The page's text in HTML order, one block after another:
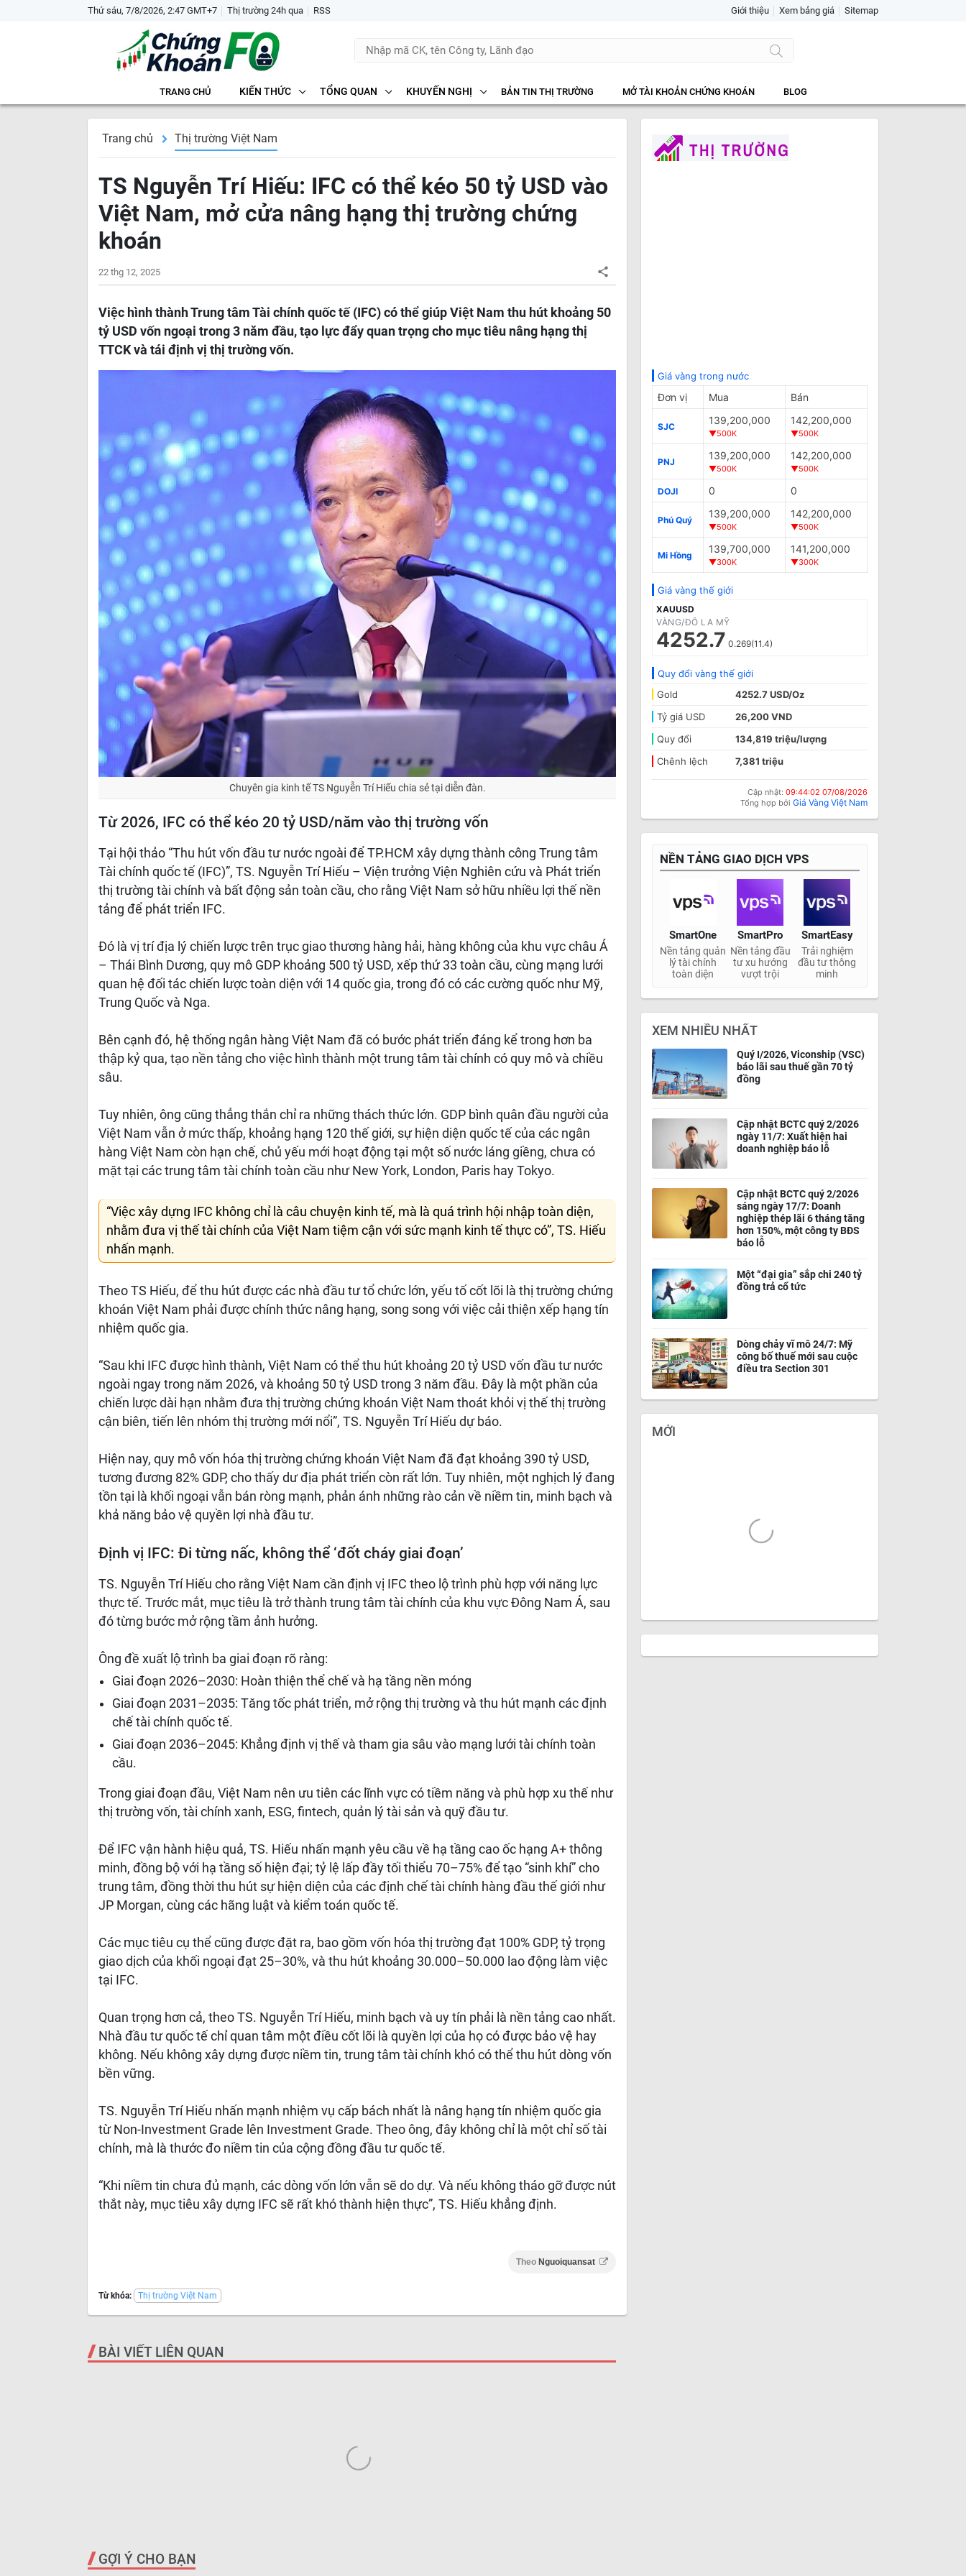
Thứ sáu, 7/8/2026, 2:47 GMT+7 Thị trường 24h qua RSS Giới thiệu Xem bảng giá Sitemap
TRANG CHỦ KIẾN THỨC TỔNG QUAN KHUYẾN NGHỊ BẢN TIN THỊ TRƯỜNG MỞ TÀI KHOẢN CHỨNG KHOÁN BLOG
Trang chủ Thị trường Việt Nam
TS Nguyễn Trí Hiếu: IFC có thể kéo 50 tỷ USD vào
Việt Nam, mở cửa nâng hạng thị trường chứng
khoán
22 thg 12, 2025
Việc hình thành Trung tâm Tài chính quốc tế (IFC) có thể giúp Việt Nam thu hút khoảng 50
tỷ USD vốn ngoại trong 3 năm đầu, tạo lực đẩy quan trọng cho mục tiêu nâng hạng thị
TTCK và tái định vị thị trường vốn.
Chuyên gia kinh tế TS Nguyễn Trí Hiếu chia sẻ tại diễn đàn.
Từ 2026, IFC có thể kéo 20 tỷ USD/năm vào thị trường vốn
Tại hội thảo “Thu hút vốn đầu tư nước ngoài để TP.HCM xây dựng thành công Trung tâm
Tài chính quốc tế (IFC)”, TS. Nguyễn Trí Hiếu – Viện trưởng Viện Nghiên cứu và Phát triển
thị trường tài chính và bất động sản toàn cầu, cho rằng Việt Nam sở hữu nhiều lợi thế nền
tảng để phát triển IFC.
Đó là vị trí địa lý chiến lược trên trục giao thương hàng hải, hàng không của khu vực châu Á
– Thái Bình Dương, quy mô GDP khoảng 500 tỷ USD, xếp thứ 33 toàn cầu, cùng mạng lưới
quan hệ đối tác chiến lược toàn diện với 14 quốc gia, trong đó có các cường quốc như Mỹ,
Trung Quốc và Nga.
Bên cạnh đó, hệ thống ngân hàng Việt Nam đã có bước phát triển đáng kể trong hơn ba
thập kỷ qua, tạo nền tảng cho việc hình thành một trung tâm tài chính có quy mô và chiều
sâu.
Tuy nhiên, ông cũng thẳng thắn chỉ ra những thách thức lớn. GDP bình quân đầu người của
Việt Nam vẫn ở mức thấp, khoảng hạng 120 thế giới, sự hiện diện quốc tế của các ngân
hàng Việt Nam còn hạn chế, chủ yếu mới hoạt động tại một số nước láng giềng, chưa có
mặt tại các trung tâm tài chính toàn cầu như New York, London, Paris hay Tokyo.
“Việc xây dựng IFC không chỉ là câu chuyện kinh tế, mà là quá trình hội nhập toàn diện,
nhằm đưa vị thế tài chính của Việt Nam tiệm cận với sức mạnh kinh tế thực có”, TS. Hiếu
nhấn mạnh.
Theo TS Hiếu, để thu hút được các nhà đầu tư tổ chức lớn, yếu tố cốt lõi là thị trường chứng
khoán Việt Nam phải được chính thức nâng hạng, song song với việc cải thiện xếp hạng tín
nhiệm quốc gia.
“Sau khi IFC được hình thành, Việt Nam có thể thu hút khoảng 20 tỷ USD vốn đầu tư nước
ngoài ngay trong năm 2026, và khoảng 50 tỷ USD trong 3 năm đầu. Đây là một phần của
chiến lược dài hạn nhằm đưa thị trường chứng khoán Việt Nam thoát khỏi vị thế thị trường
cận biên, tiến lên nhóm thị trường mới nổi”, TS. Nguyễn Trí Hiếu dự báo.
Hiện nay, quy mô vốn hóa thị trường chứng khoán Việt Nam đã đạt khoảng 390 tỷ USD,
tương đương 82% GDP, cho thấy dư địa phát triển còn rất lớn. Tuy nhiên, một nghịch lý đang
tồn tại là khối ngoại vẫn bán ròng mạnh, phản ánh những rào cản về niềm tin, minh bạch và
khả năng bảo vệ quyền lợi nhà đầu tư.
Định vị IFC: Đi từng nấc, không thể ‘đốt cháy giai đoạn’
TS. Nguyễn Trí Hiếu cho rằng Việt Nam cần định vị IFC theo lộ trình phù hợp với năng lực
thực tế. Trước mắt, mục tiêu là trở thành trung tâm tài chính của khu vực Đông Nam Á, sau
đó từng bước mở rộng tầm ảnh hưởng.
Ông đề xuất lộ trình ba giai đoạn rõ ràng:
Giai đoạn 2026–2030: Hoàn thiện thể chế và hạ tầng nền móng
Giai đoạn 2031–2035: Tăng tốc phát triển, mở rộng thị trường và thu hút mạnh các định
chế tài chính quốc tế.
Giai đoạn 2036–2045: Khẳng định vị thế và tham gia sâu vào mạng lưới tài chính toàn
cầu.
Trong giai đoạn đầu, Việt Nam nên ưu tiên các lĩnh vực có tiềm năng và phù hợp xu thế như
thị trường vốn, tài chính xanh, ESG, fintech, quản lý tài sản và quỹ đầu tư.
Để IFC vận hành hiệu quả, TS. Hiếu nhấn mạnh yêu cầu về hạ tầng cao ốc hạng A+ thông
minh, đồng bộ với hạ tầng số hiện đại; tỷ lệ lấp đầy tối thiểu 70–75% để tạo “sinh khí” cho
trung tâm, đồng thời thu hút sự hiện diện của các định chế tài chính hàng đầu thế giới như
JP Morgan, cùng các hãng luật và kiểm toán quốc tế.
Các mục tiêu cụ thể cũng được đặt ra, bao gồm vốn hóa thị trường đạt 100% GDP, tỷ trọng
giao dịch của khối ngoại đạt 25–30%, và thu hút khoảng 30.000–50.000 lao động làm việc
tại IFC.
Quan trọng hơn cả, theo TS. Nguyễn Trí Hiếu, minh bạch và uy tín phải là nền tảng cao nhất.
Nhà đầu tư quốc tế chỉ quan tâm một điều cốt lõi là quyền lợi của họ có được bảo vệ hay
không. Nếu không xây dựng được niềm tin, trung tâm tài chính khó có thể thu hút dòng vốn
bền vững.
TS. Nguyễn Trí Hiếu nhấn mạnh nhiệm vụ cấp bách nhất là nâng hạng tín nhiệm quốc gia
từ Non-Investment Grade lên Investment Grade. Theo ông, đây không chỉ là một chỉ số tài
chính, mà là thước đo niềm tin của cộng đồng đầu tư quốc tế.
“Khi niềm tin chưa đủ mạnh, các dòng vốn lớn vẫn sẽ do dự. Và nếu không tháo gỡ được nút
thắt này, mục tiêu xây dựng IFC sẽ rất khó thành hiện thực”, TS. Hiếu khẳng định.
Theo Nguoiquansat
Từ khóa: Thị trường Việt Nam
BÀI VIẾT LIÊN QUAN
Giá vàng trong nước
Đơn vị Mua Bán
SJC
139,200,000
▼500K
142,200,000
▼500K
PNJ
139,200,000
▼500K
142,200,000
▼500K
DOJI 0 0
Phú Quý
139,200,000
▼500K
142,200,000
▼500K
Mi Hồng
139,700,000
▼300K
141,200,000
▼300K
Giá vàng thế giới
XAUUSD
VÀNG/ĐÔ LA MỸ
4252.7 0.269(11.4)
Quy đổi vàng thế giới
Gold
4252.7 USD/Oz
Tỷ giá USD
26,200 VND
Quy đổi
134,819 triệu/lượng
Chênh lệch
7,381 triệu
Cập nhật: 09:44:02 07/08/2026
Tổng hợp bởi Giá Vàng Việt Nam
NỀN TẢNG GIAO DỊCH VPS
SmartOne SmartPro SmartEasy
Nền tảng quản
lý tài chính
toàn diện
Nền tảng đầu
tư xu hướng
vượt trội
Trải nghiệm
đầu tư thông
minh
XEM NHIỀU NHẤT
Quý I/2026, Viconship (VSC)
báo lãi sau thuế gần 70 tỷ
đồng
Cập nhật BCTC quý 2/2026
ngày 11/7: Xuất hiện hai
doanh nghiệp báo lỗ
Cập nhật BCTC quý 2/2026
sáng ngày 17/7: Doanh
nghiệp thép lãi 6 tháng tăng
hơn 150%, một công ty BĐS
báo lỗ
Một “đại gia” sắp chi 240 tỷ
đồng trả cổ tức
Dòng chảy vĩ mô 24/7: Mỹ
công bố thuế mới sau cuộc
điều tra Section 301
MỚI
GỢI Ý CHO BẠN